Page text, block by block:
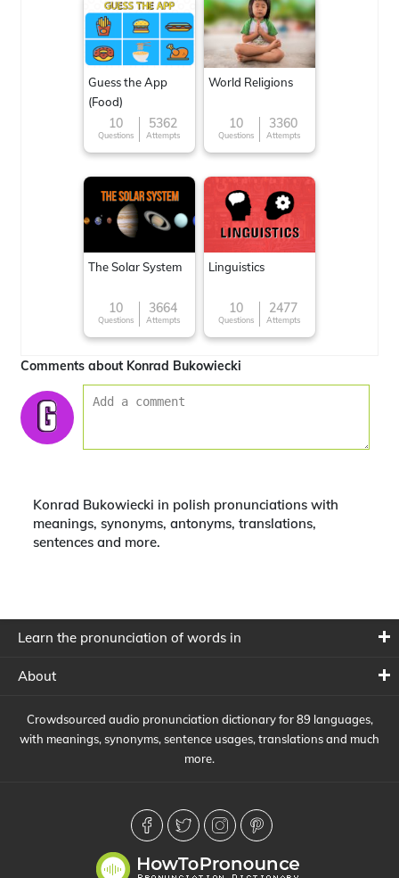
Guess the App
(Food)
10
Questions
5362
Attempts
World Religions
10
Questions
3360
Attempts
The Solar System
10
Questions
3664
Attempts
Linguistics
10
Questions
2477
Attempts
Comments about Konrad Bukowiecki
Konrad Bukowiecki in polish pronunciations with
meanings, synonyms, antonyms, translations,
sentences and more.
Learn the pronunciation of words in
About
Crowdsourced audio pronunciation dictionary for 89 languages,
with meanings, synonyms, sentence usages, translations and much
more.